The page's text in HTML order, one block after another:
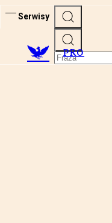
Serwisy
PRO